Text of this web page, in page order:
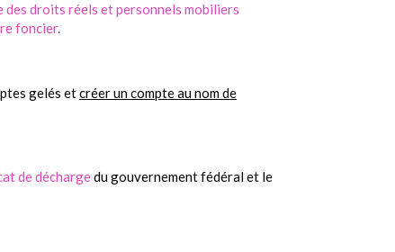
des droits réels et personnels mobiliers
foncier.
gelés etcréer un compte au nom de
de déchargedu gouvernement fédéral et le